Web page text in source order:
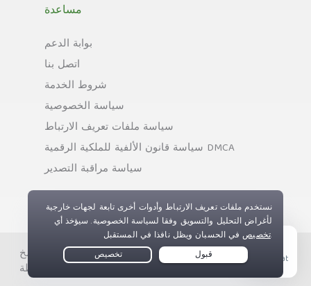
مساعدة
بوابة الدعم
اتصل بنا
شروط الخدمة
سياسة الخصوصية
سياسة ملفات تعريف الارتباط
سياسة قانون الألفية للملكية الرقمية DMCA
سياسة مراقبة التصدير
حقوق النسخ © Private Internet Access, Inc. جميع الحقوق
Live Chat